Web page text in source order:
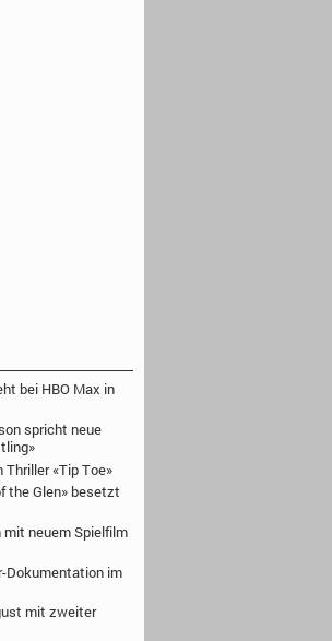
bei HBO Max in
spricht neue
«Tip Toe»
the Glen» besetzt
mit neuem Spielfilm
Dokumentation im
mit zweiter